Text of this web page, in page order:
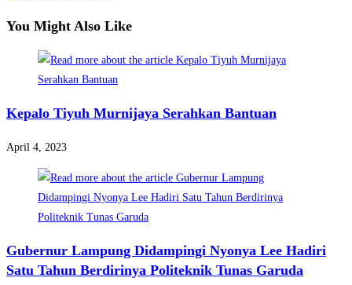
You Might Also Like
Kepalo Tiyuh Murnijaya Serahkan Bantuan
April 4, 2023
Gubernur Lampung Didampingi Nyonya Lee Hadiri
Satu Tahun Berdirinya Politeknik Tunas Garuda